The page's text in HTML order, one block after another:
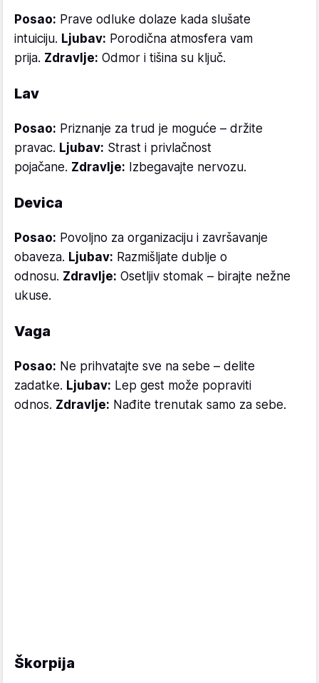
Posao: Prave odluke dolaze kada slušate
intuiciju. Ljubav: Porodična atmosfera vam
prija. Zdravlje: Odmor i tišina su ključ.
Lav
Posao: Priznanje za trud je moguće – držite
pravac. Ljubav: Strast i privlačnost
pojačane. Zdravlje: Izbegavajte nervozu.
Devica
Posao: Povoljno za organizaciju i završavanje
obaveza. Ljubav: Razmišljate dublje o
odnosu. Zdravlje: Osetljiv stomak – birajte nežne
ukuse.
Vaga
Posao: Ne prihvatajte sve na sebe – delite
zadatke. Ljubav: Lep gest može popraviti
odnos. Zdravlje: Nađite trenutak samo za sebe.
Škorpija